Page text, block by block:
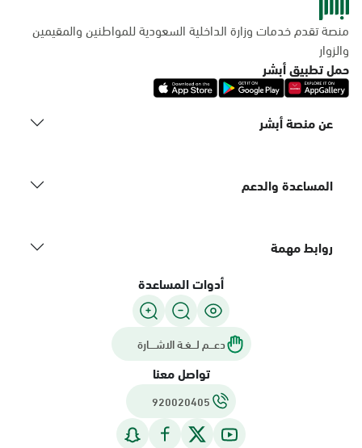
منصة تقدم خدمات وزارة الداخلية السعودية للمواطنين والمقيمين
والزوار
حمل تطبيق أبشر
عن منصة أبشر
المساعدة والدعم
روابط مهمة
أدوات المساعدة
دعـــم لـــغـة الاشــــارة
تواصل معنا
920020405